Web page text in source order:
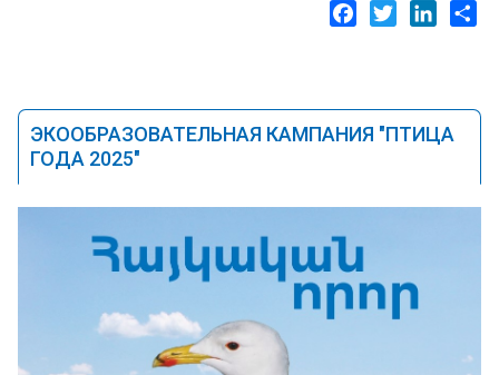
Facebook
Twitter
ЭКООБРАЗОВАТЕЛЬНАЯ КАМПАНИЯ "ПТИЦА
ГОДА 2025"